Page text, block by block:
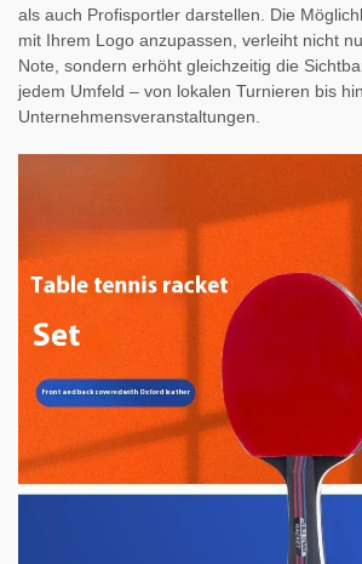
als auch Profisportler darstellen. Die
mit Ihrem Logo anzupassen, verleiht nicht
Note, sondern erhöht gleichzeitig die
jedem Umfeld – von lokalen Turnieren bis
Unternehmensveranstaltungen.